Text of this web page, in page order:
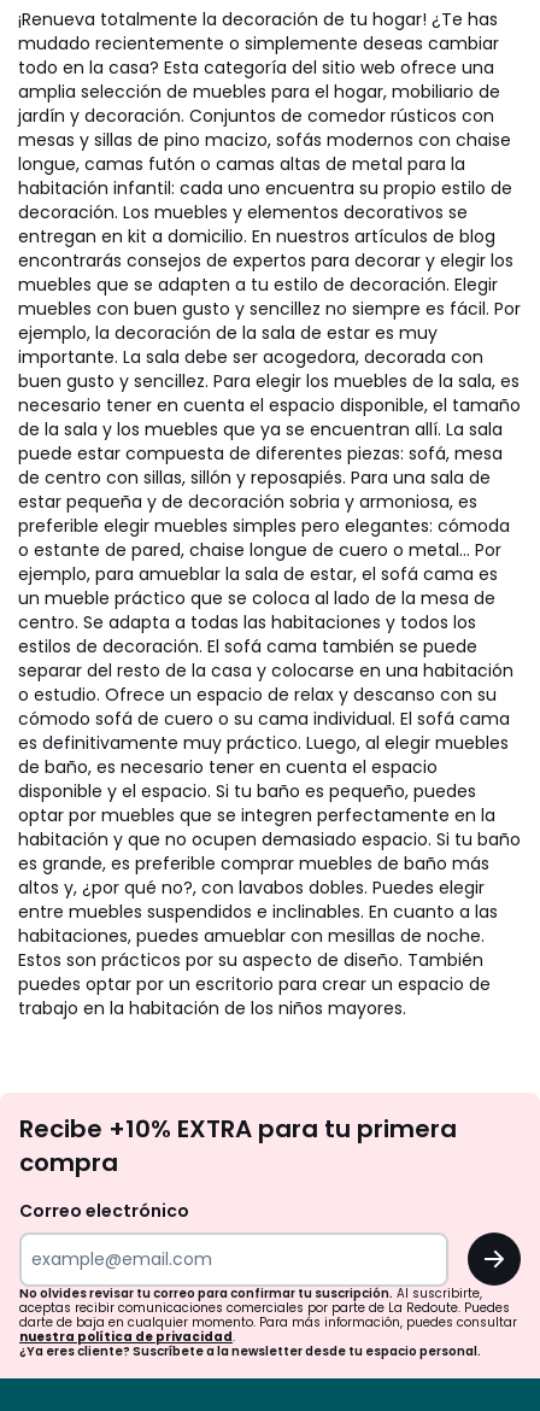
¡Renueva totalmente la decoración de tu hogar! ¿Te has
mudado recientemente o simplemente deseas cambiar
todo en la casa? Esta categoría del sitio web ofrece una
amplia selección de muebles para el hogar, mobiliario de
jardín y decoración. Conjuntos de comedor rústicos con
mesas y sillas de pino macizo, sofás modernos con chaise
longue, camas futón o camas altas de metal para la
habitación infantil: cada uno encuentra su propio estilo de
decoración. Los muebles y elementos decorativos se
entregan en kit a domicilio. En nuestros artículos de blog
encontrarás consejos de expertos para decorar y elegir los
muebles que se adapten a tu estilo de decoración. Elegir
muebles con buen gusto y sencillez no siempre es fácil. Por
ejemplo, la decoración de la sala de estar es muy
importante. La sala debe ser acogedora, decorada con
buen gusto y sencillez. Para elegir los muebles de la sala, es
necesario tener en cuenta el espacio disponible, el tamaño
de la sala y los muebles que ya se encuentran allí. La sala
puede estar compuesta de diferentes piezas: sofá, mesa
de centro con sillas, sillón y reposapiés. Para una sala de
estar pequeña y de decoración sobria y armoniosa, es
preferible elegir muebles simples pero elegantes: cómoda
o estante de pared, chaise longue de cuero o metal... Por
ejemplo, para amueblar la sala de estar, el sofá cama es
un mueble práctico que se coloca al lado de la mesa de
centro. Se adapta a todas las habitaciones y todos los
estilos de decoración. El sofá cama también se puede
separar del resto de la casa y colocarse en una habitación
o estudio. Ofrece un espacio de relax y descanso con su
cómodo sofá de cuero o su cama individual. El sofá cama
es definitivamente muy práctico. Luego, al elegir muebles
de baño, es necesario tener en cuenta el espacio
disponible y el espacio. Si tu baño es pequeño, puedes
optar por muebles que se integren perfectamente en la
habitación y que no ocupen demasiado espacio. Si tu baño
es grande, es preferible comprar muebles de baño más
altos y, ¿por qué no?, con lavabos dobles. Puedes elegir
entre muebles suspendidos e inclinables. En cuanto a las
habitaciones, puedes amueblar con mesillas de noche.
Estos son prácticos por su aspecto de diseño. También
puedes optar por un escritorio para crear un espacio de
trabajo en la habitación de los niños mayores.
te
tu
para
confirmar
tu
suscripción.
Recibe +10% EXTRA para tu primera
compra
Correo electrónico
OK
No olvides revisar tu correo para confirmar tu suscripción. Al suscribirte,
aceptas recibir comunicaciones comerciales por parte de La Redoute. Puedes
darte de baja en cualquier momento. Para más información, puedes consultar
nuestra política de privacidad.
¿Ya eres cliente? Suscríbete a la newsletter desde tu espacio personal.